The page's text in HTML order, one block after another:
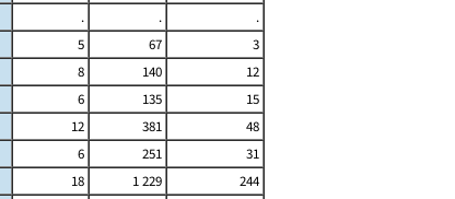
. .
.
5 67
3
8 140
12
6 135
15
12 381
48
6 251
31
18 1 229 244